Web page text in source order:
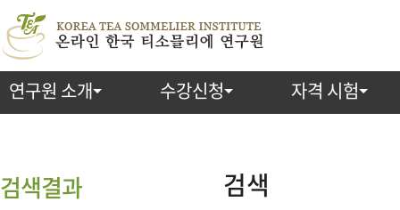
연구원 소개 수강신청 자격 시험
검색
검색결과